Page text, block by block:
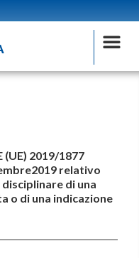
(UE) 2019/1877
relativo
di una
o di una indicazione